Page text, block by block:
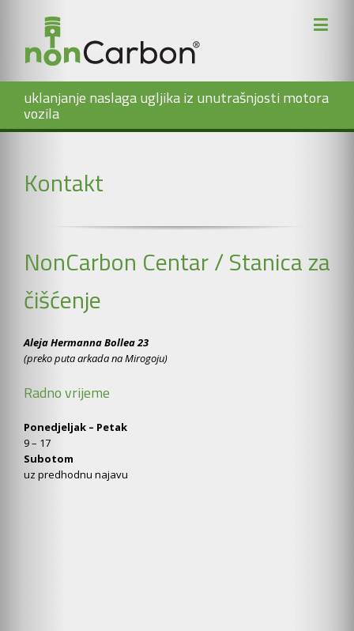
uklanjanje naslaga ugljika iz unutrašnjosti motora
vozila
Kontakt
NonCarbon Centar / Stanica za
čišćenje
Aleja Hermanna Bollea 23
(preko puta arkada na Mirogoju)
Radno vrijeme
Ponedjeljak – Petak
9 – 17
Subotom
uz predhodnu najavu